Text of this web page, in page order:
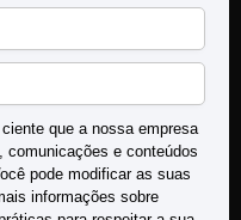
que a nossa empresa
comunicações e conteúdos
pode modificar as suas
informações sobre